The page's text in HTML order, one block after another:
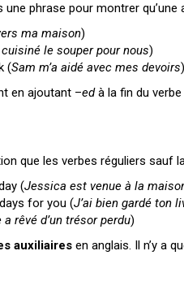
phrase pour montrer
ma maison)
le souper pour nous)
(Sam m’a aidé avec mes devoirs)
en ajoutant –edà la fin du
que les verbes réguliers sauf
(Jessica est venue à la
for you (J’ai bien gardé ton
a rêvé d’un trésor perdu)
auxiliaires en anglais. Il n’y a